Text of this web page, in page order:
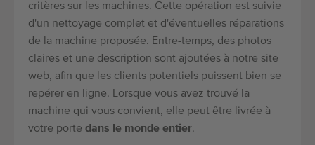
critères sur les machines. Cette opération est suivie
d'un nettoyage complet et d'éventuelles réparations
de la machine proposée. Entre-temps, des photos
claires et une description sont ajoutées à notre site
web, afin que les clients potentiels puissent bien se
repérer en ligne. Lorsque vous avez trouvé la
machine qui vous convient, elle peut être livrée à
votre porte dans le monde entier.